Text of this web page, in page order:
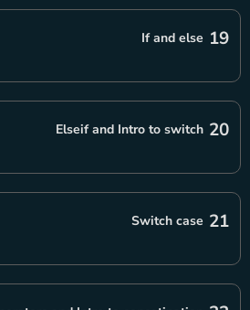
19
If and else
20
Elseif and Intro to switch
21
Switch case